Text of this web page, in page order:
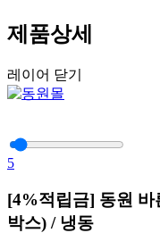
제품상세
레이어 닫기
5
[4%적립금] 동원 바
박스) / 냉동